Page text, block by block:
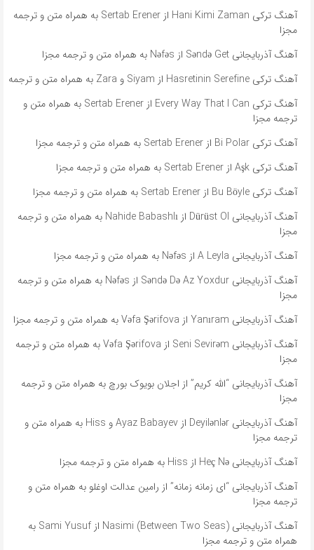
آهنگ ترکی Hani Kimi Zaman از Sertab Erener به همراه متن و ترجمه
مجزا
آهنگ آذربایجانی Səndə Get از Nəfəs به همراه متن و ترجمه مجزا
آهنگ ترکی Hasretinin Serefine از Siyam و Zara به همراه متن و ترجمه
آهنگ ترکی Every Way That I Can از Sertab Erener به همراه متن و
ترجمه مجزا
آهنگ ترکی Bi Polar از Sertab Erener به همراه متن و ترجمه مجزا
آهنگ ترکی Aşk از Sertab Erener به همراه متن و ترجمه مجزا
آهنگ ترکی Bu Böyle از Sertab Erener به همراه متن و ترجمه مجزا
آهنگ آذربایجانی Dürüst Ol از Nahide Babashlı به همراه متن و ترجمه
مجزا
آهنگ آذربایجانی A Leyla از Nəfəs به همراه متن و ترجمه مجزا
آهنگ آذربایجانی Səndə Də Az Yoxdur از Nəfəs به همراه متن و ترجمه
مجزا
آهنگ آذربایجانی Yanıram از Vəfa Şərifova به همراه متن و ترجمه مجزا
آهنگ آذربایجانی Seni Sevirəm از Vəfa Şərifova به همراه متن و ترجمه
مجزا
آهنگ آذربایجانی “الله کریم” از اجلان بویوک بورچ به همراه متن و ترجمه
مجزا
آهنگ آذربایجانی Deyilənlər از Ayaz Babayev و Hiss به همراه متن و
ترجمه مجزا
آهنگ آذربایجانی Heç Nə از Hiss به همراه متن و ترجمه مجزا
آهنگ آذربایجانی “ای زمانه زمانه” از رامین عدالت اوغلو به همراه متن و
ترجمه مجزا
آهنگ آذربایجانی Nasimi (Between Two Seas) از Sami Yusuf به
همراه متن و ترجمه مجزا